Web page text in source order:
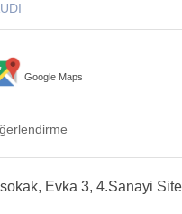
Google Maps
Evka 3, 4.Sanayi